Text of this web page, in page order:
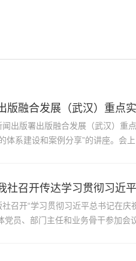
版融合发展（武汉）重点
出版署出版融合发展（武汉）重
体系建设和案例分享”的讲座。会
召开“学习贯彻习近平总书记在